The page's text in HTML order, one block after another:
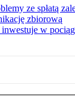
ze spłatą
zbiorową
w